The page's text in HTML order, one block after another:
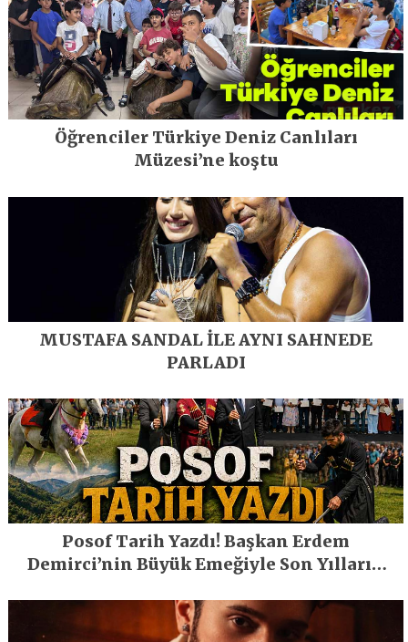
Öğrenciler Türkiye Deniz Canlıları
Müzesi’ne koştu
MUSTAFA SANDAL İLE AYNI SAHNEDE
PARLADI
Posof Tarih Yazdı! Başkan Erdem
Demirci’nin Büyük Emeğiyle Son Yılların